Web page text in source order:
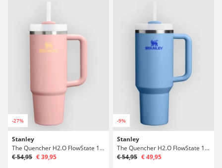
-27%
Stanley
The Quencher H2.O FlowState 1,18l Bouteille
€ 54,95 € 39,95
-9%
Stanley
The Quencher H2.O FlowState 1,18l Bouteille
€ 54,95 € 49,95